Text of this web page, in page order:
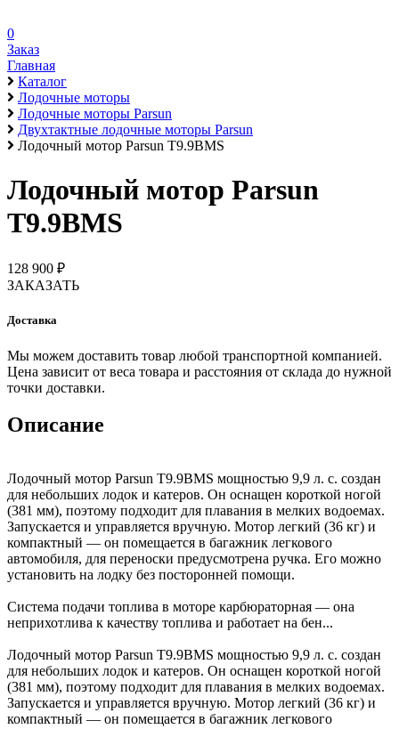
0
Заказ
Главная
Каталог
Лодочные моторы
Лодочные моторы Parsun
Двухтактные лодочные моторы Parsun
Лодочный мотор Parsun T9.9BMS
Лодочный мотор Parsun
T9.9BMS
128 900 ₽
ЗАКАЗАТЬ
Доставка
Мы можем доставить товар любой транспортной компанией.
Цена зависит от веса товара и расстояния от склада до нужной
точки доставки.
Описание
Лодочный мотор Parsun T9.9BMS мощностью 9,9 л. с. создан
для небольших лодок и катеров. Он оснащен короткой ногой
(381 мм), поэтому подходит для плавания в мелких водоемах.
Запускается и управляется вручную. Мотор легкий (36 кг) и
компактный — он помещается в багажник легкового
автомобиля, для переноски предусмотрена ручка. Его можно
установить на лодку без посторонней помощи.
Система подачи топлива в моторе карбюраторная — она
неприхотлива к качеству топлива и работает на бен...
Лодочный мотор Parsun T9.9BMS мощностью 9,9 л. с. создан
для небольших лодок и катеров. Он оснащен короткой ногой
(381 мм), поэтому подходит для плавания в мелких водоемах.
Запускается и управляется вручную. Мотор легкий (36 кг) и
компактный — он помещается в багажник легкового